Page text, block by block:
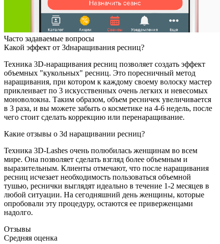
Часто задаваемые вопросы
Какой эффект от 3dнаращивания ресниц?
Техника 3D-наращивания ресниц позволяет создать эффект
объемных "кукольных" ресниц. Это поресничный метод
наращивания, при котором к каждому своему волоску мастер
приклеивает по 3 искусственных очень легких и невесомых
моноволокна. Таким образом, объем ресничек увеличивается
в 3 раза, и вы можете забыть о косметике на 4-6 недель, после
чего стоит сделать коррекцию или перенаращивание.
Какие отзывы о 3d наращивании ресниц?
Техника 3D-Lashes очень полюбилась женщинам во всем
мире. Она позволяет сделать взгляд более объемным и
выразительным. Клиенты отмечают, что после наращивания
ресниц исчезает необходимость пользоваться объемной
тушью, реснички выглядят идеально в течение 1-2 месяцев в
любой ситуации. На сегодняшний день женщины, которые
опробовали эту процедуру, остаются ее приверженцами
надолго.
Отзывы
Средняя оценка